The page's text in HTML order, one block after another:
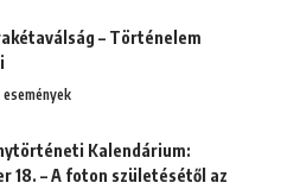
– Történelem
Kalendárium:
18. – A foton születésétől az